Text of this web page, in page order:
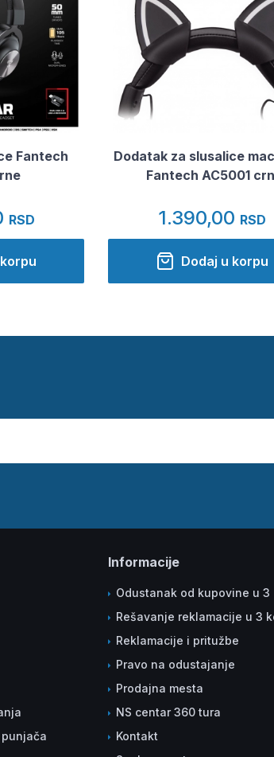
Fantech
RSD
Dodatak za slusalice
Fantech AC5001
1.390,00 RSD
Dodaj u korpu
Informacije
Odustanak od kupovine u 3
Rešavanje reklamacije u 3
Reklamacije i pritužbe
Pravo na odustajanje
Prodajna mesta
NS centar 360 tura
Kontakt